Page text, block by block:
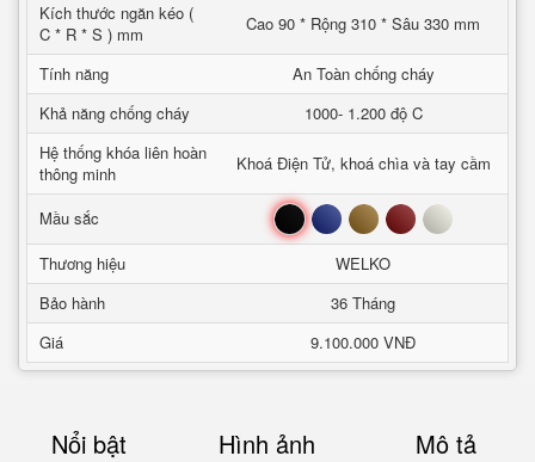
Kích thước ngăn kéo (
C * R * S ) mm
Cao 90 * Rộng 310 * Sâu 330 mm
Tính năng
An Toàn chống cháy
Khả năng chống cháy
1000- 1.200 độ C
Hệ thống khóa liên hoàn
thông minh
Khoá Điện Tử, khoá chìa và tay cầm
Mầu sắc Đen Xanh Nâu Đỏ Trắng
Thương hiệu
WELKO
Bảo hành
36 Tháng
Giá
9.100.000 VNĐ
Nổi bật Hình ảnh Mô tả